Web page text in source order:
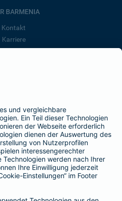
BARMENIA
Kontakt
Karriere
der BarmeniaGothaer
SEITEN